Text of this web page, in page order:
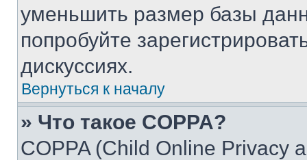
уменьшить размер базы
попробуйте
дискуссиях.
Вернуться к началу
» Что такое COPPA?
COPPA (Child Online Privacy